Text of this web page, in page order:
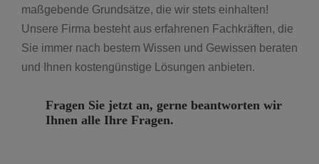
maßgebende Grundsätze, die wir stets einhalten!
Unsere Firma besteht aus erfahrenen Fachkräften, die
Sie immer nach bestem Wissen und Gewissen beraten
und Ihnen kostengünstige Lösungen anbieten.
Fragen Sie jetzt an, gerne beantworten wir
Ihnen alle Ihre Fragen.